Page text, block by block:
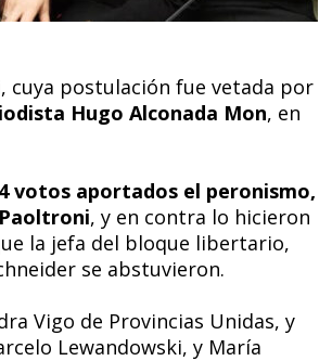
cuya postulación fue vetada por
Hugo Alconada Mon, en
votos aportados el peronismo,
, y en contra lo hicieron
la jefa del bloque libertario,
se abstuvieron.
Vigo de Provincias Unidas, y
Lewandowski, y María